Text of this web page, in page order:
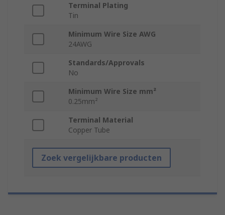
Terminal Plating
Tin
Minimum Wire Size AWG
24AWG
Standards/Approvals
No
Minimum Wire Size mm²
0.25mm²
Terminal Material
Copper Tube
Zoek vergelijkbare producten